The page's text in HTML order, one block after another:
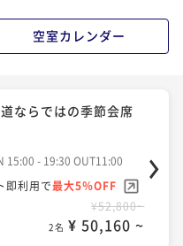
即利用で最大5％OFF
¥61,600~
2名 ¥ 58,520 ~
プラン ～旬を味わう
15:00 - 20:00 OUT11:00
即利用で最大5％OFF
¥61,600~
2名 ¥ 58,520 ~
空室カレンダー
ならではの季節会席
15:00 - 19:30 OUT11:00
即利用で最大5％OFF
¥52,800~
2名 ¥ 50,160 ~